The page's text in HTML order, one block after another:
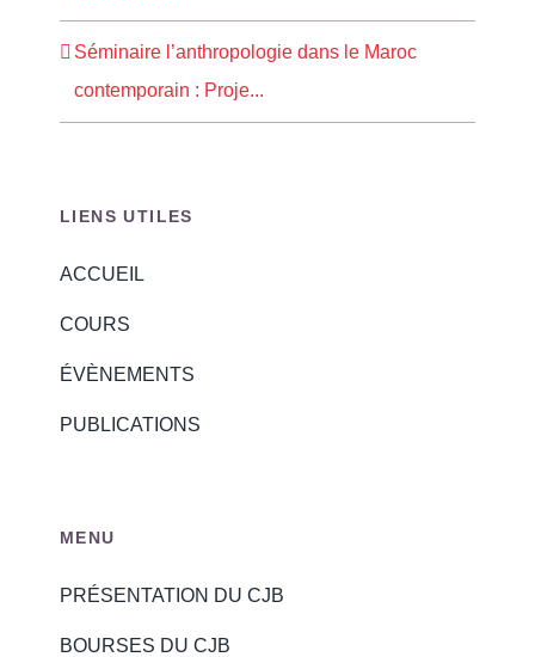
Séminaire l’anthropologie dans le Maroc
contemporain : Proje...
LIENS UTILES
ACCUEIL
COURS
ÉVÈNEMENTS
PUBLICATIONS
MENU
PRÉSENTATION DU CJB
BOURSES DU CJB